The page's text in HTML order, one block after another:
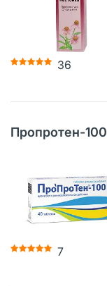
36
Пропротен-100
7